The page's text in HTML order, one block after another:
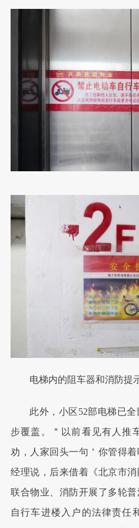
电梯内的阻车器和消防提
此外，小区52部电梯已
步覆盖。＂以前看见有人推
劝，人家回头一句＇你管得
经理说，后来借着《北京市
联合物业、消防开展了多轮
自行车进楼入户的法律责任